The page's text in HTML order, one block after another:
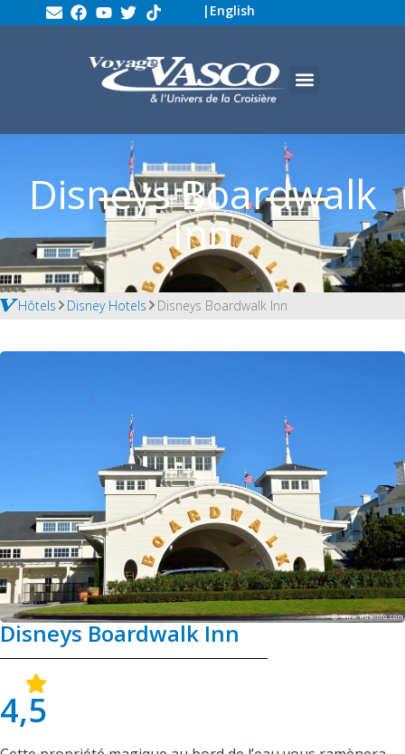
| English
Disneys Boardwalk
Inn
Hôtels Disney Hotels Disneys Boardwalk Inn
Disneys Boardwalk Inn
4,5